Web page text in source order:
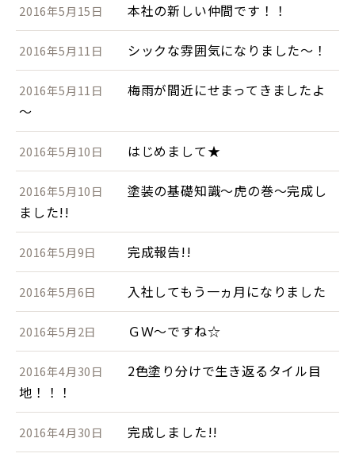
2016年5月15日 本社の新しい仲間です！！
2016年5月11日 シックな雰囲気になりました～！
2016年5月11日
梅雨が間近にせまってきましたよ
～
2016年5月10日 はじめまして★
2016年5月10日
塗装の基礎知識～虎の巻～完成し
ました!!
2016年5月9日 完成報告!!
2016年5月6日 入社してもう一ヵ月になりました
2016年5月2日 ＧＷ～ですね☆
2016年4月30日
2色塗り分けで生き返るタイル目
地！！！
2016年4月30日 完成しました!!